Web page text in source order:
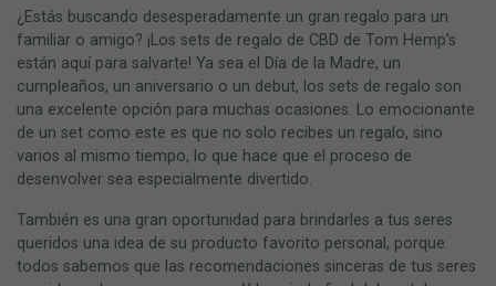
¿Estás buscando desesperadamente un gran regalo para un
familiar o amigo? ¡Los sets de regalo de CBD de Tom Hemp’s
están aquí para salvarte! Ya sea el Día de la Madre, un
cumpleaños, un aniversario o un debut, los sets de regalo son
una excelente opción para muchas ocasiones. Lo emocionante
de un set como este es que no solo recibes un regalo, sino
varios al mismo tiempo, lo que hace que el proceso de
desenvolver sea especialmente divertido.
También es una gran oportunidad para brindarles a tus seres
queridos una idea de su producto favorito personal, porque
todos sabemos que las recomendaciones sinceras de tus seres